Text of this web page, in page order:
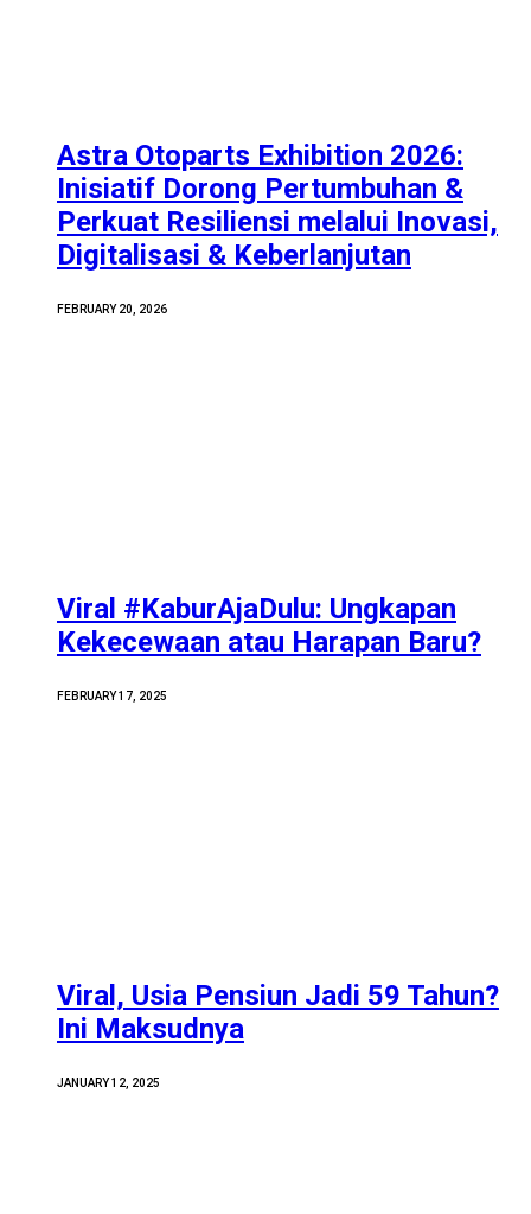
Astra Otoparts Exhibition 2026:
Inisiatif Dorong Pertumbuhan &
Perkuat Resiliensi melalui Inovasi,
Digitalisasi & Keberlanjutan
FEBRUARY 20, 2026
Viral #KaburAjaDulu: Ungkapan
Kekecewaan atau Harapan Baru?
FEBRUARY 17, 2025
Viral, Usia Pensiun Jadi 59 Tahun?
Ini Maksudnya
JANUARY 12, 2025